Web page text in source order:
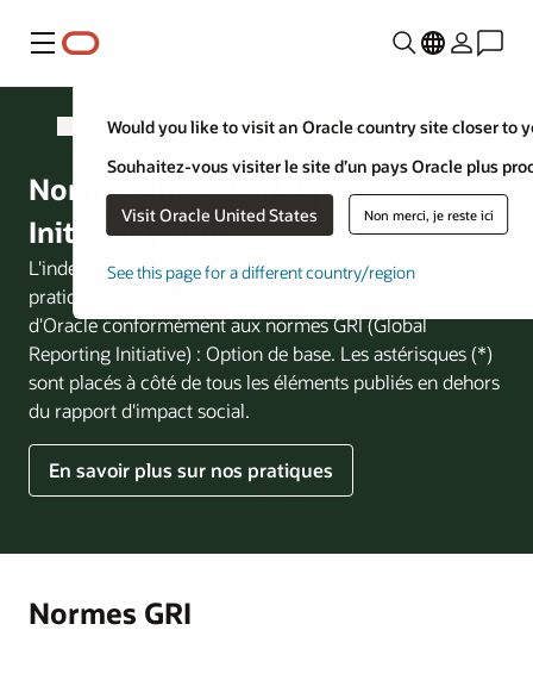
Menu
Would you like to visit an Oracle country site closer to
Souhaitez-vous visiter le site d’un pays Oracle plus
Visit Oracle United States Non merci, je reste ici
See this page for a different country/region
Philanthropie
Normes du Global Reporting
Initiative (GRI)
L'index de contenu du GRI fournit un aperçu des
pratiques de reporting de la citoyenneté d'entreprise
d'Oracle conformément aux normes GRI (Global
Reporting Initiative) : Option de base. Les astérisques (*)
sont placés à côté de tous les éléments publiés en dehors
du rapport d'impact social.
En savoir plus sur nos pratiques
Normes GRI